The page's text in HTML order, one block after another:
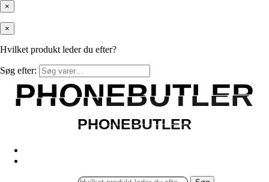
×
×
Hvilket produkt leder du efter?
Søg efter:
PHONEBUTLER
PHONEBUTLER
PHONEBUTLER
PHONEBUTLER